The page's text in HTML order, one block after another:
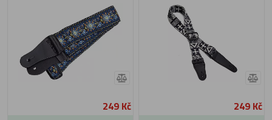
249 Kč 249 Kč